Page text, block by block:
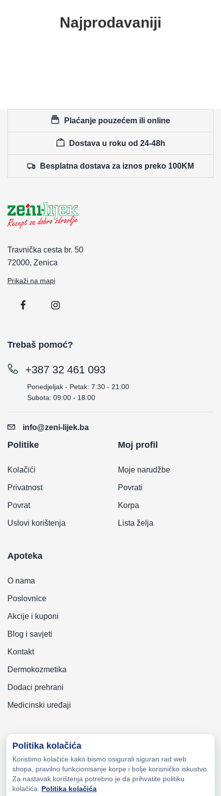
Najprodavaniji
Plaćanje pouzećem ili online
Dostava u roku od 24-48h
Besplatna dostava za iznos preko 100KM
Travnička cesta br. 50
72000, Zenica
Prikaži na mapi
Trebaš pomoć?
+387 32 461 093
Ponedjeljak - Petak: 7:30 - 21:00
Subota: 09:00 - 18:00
info@zeni-lijek.ba
Politike
Kolačići
Privatnost
Povrat
Uslovi korištenja
Moj profil
Moje narudžbe
Povrati
Korpa
Lista želja
Apoteka
O nama
Poslovnice
Akcije i kuponi
Blog i savjeti
Kontakt
Dermokozmetika
Dodaci prehrani
Medicinski uređaji
Copyright © 2026 Zeni-Lijek Apoteka. Sva prava zadržana
Politika kolačića
Koristimo kolačiće kako bismo osigurali siguran rad web
shopa, pravilno funkcionisanje korpe i bolje korisničko iskustvo.
Za nastavak korištenja potrebno je da prihvatite politiku
kolačića. Politika kolačića